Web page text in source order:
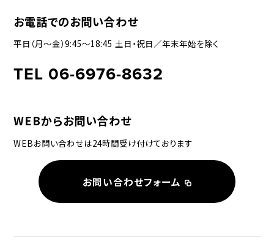
お電話でのお問い合わせ
平日（月〜金）9:45〜18:45 土日・祝日／年末年始を除く
TEL 06-6976-8632
WEBからお問い合わせ
WEBお問い合わせは24時間受け付けております
お問い合わせフォーム